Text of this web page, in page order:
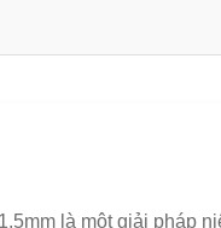
là một giải pháp